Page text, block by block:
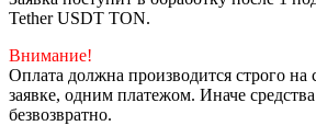
Tether USDT TON.
Внимание!
Оплата должна производится строго на
заявке, одним платежом. Иначе
безвозвратно.